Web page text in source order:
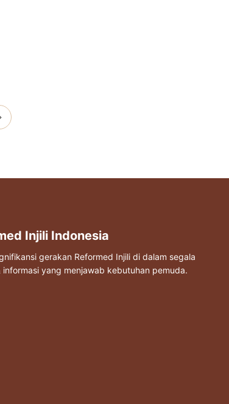
Injili Indonesia
gerakan Reformed Injili di dalam segala
yang menjawab kebutuhan pemuda.